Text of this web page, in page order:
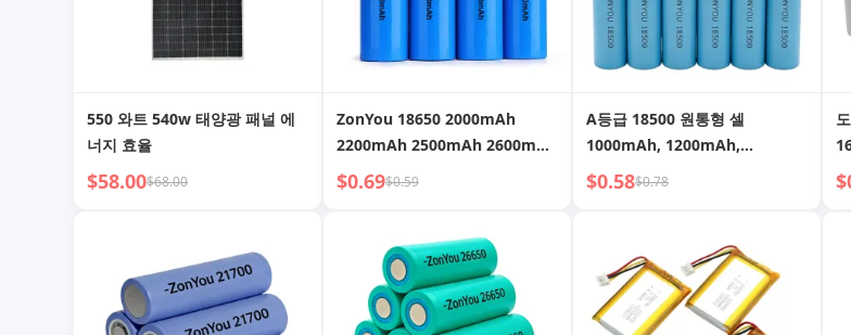
550 와트 540w 태양광 패널 에
너지 효율
$58.00$68.00
ZonYou 18650 2000mAh
2200mAh 2500mAh 2600mAh
3000mAh 3400mAh 리튬 이온
배터리 (휴대용 보조 배터리, 블
$0.69$0.59
A등급 18500 원통형 셀
1000mAh, 1200mAh,
1500mAh, 1600mAh,
1800mAh, 2000mAh,
온 배터리 판매합니다.
$0.58$0.78